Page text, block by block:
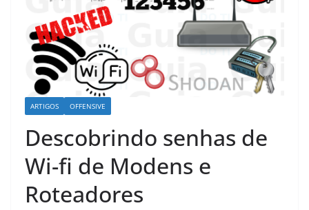
ARTIGOS OFFENSIVE
Descobrindo senhas de
Wi-fi de Modens e
Roteadores